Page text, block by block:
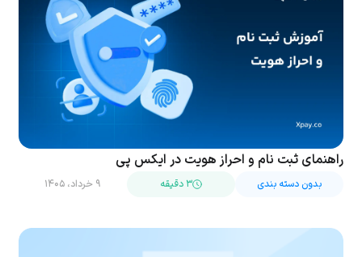
راهنمای ثبت نام و احراز هویت در ایکس پی
بدون دسته بندی ۳ دقیقه ۹ خرداد، ۱۴۰۵